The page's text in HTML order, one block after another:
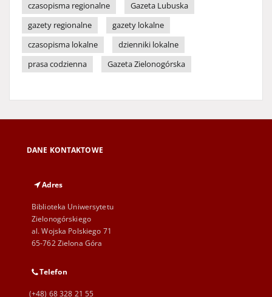
czasopisma regionalne
Gazeta Lubuska
gazety regionalne
gazety lokalne
czasopisma lokalne
dzienniki lokalne
prasa codzienna
Gazeta Zielonogórska
DANE KONTAKTOWE
Adres
Biblioteka Uniwersytetu
Zielonogórskiego
al. Wojska Polskiego 71
65-762 Zielona Góra
Telefon
(+48) 68 328 21 55